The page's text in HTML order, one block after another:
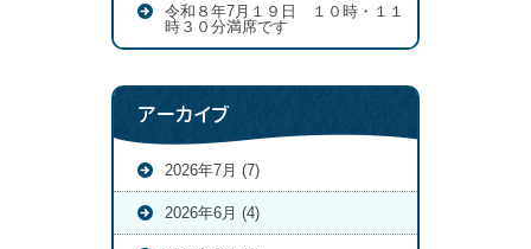
令和８年7月１９日 １０時・１１
時３０分満席です
アーカイブ
2026年7月 (7)
2026年6月 (4)